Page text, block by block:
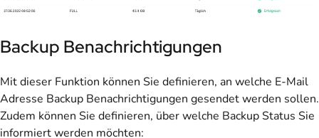
Backup Benachrichtigungen
Mit dieser Funktion können Sie definieren, an welche E-Mail
Adresse Backup Benachrichtigungen gesendet werden sollen.
Zudem können Sie definieren, über welche Backup Status Sie
informiert werden möchten: